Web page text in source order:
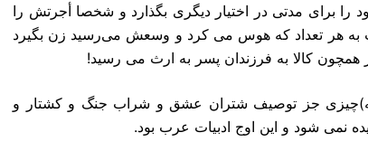
براى مدتى در اختیار دیگرى بگذارد و شخصا أجرتش را
به هر تعداد که هوس مى کرد و وسعش مى‌رسید زن بگیرد
کالا به فرزندان پسر به ارث مى رسید!
جز توصیف شتران عشق و شراب جنگ و کشتار و
نمى شود و این اوج ادبیات عرب بود.